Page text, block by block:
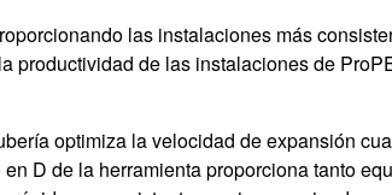
las instalaciones más
productividad de las instalaciones de
optimiza la velocidad de expansión
D de la herramienta proporciona tanto